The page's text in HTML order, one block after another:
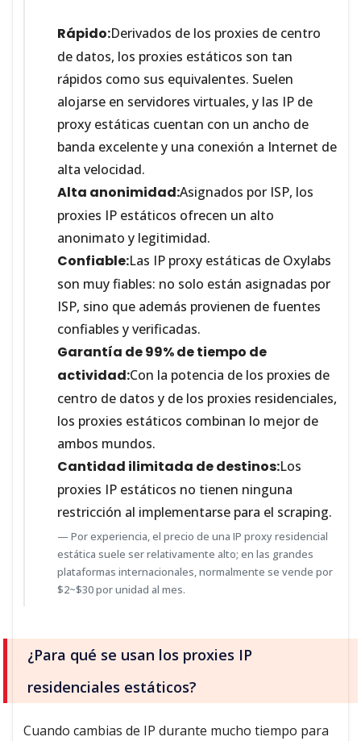
Rápido:Derivados de los proxies de centro
de datos, los proxies estáticos son tan
rápidos como sus equivalentes. Suelen
alojarse en servidores virtuales, y las IP de
proxy estáticas cuentan con un ancho de
banda excelente y una conexión a Internet de
alta velocidad.
Alta anonimidad:Asignados por ISP, los
proxies IP estáticos ofrecen un alto
anonimato y legitimidad.
Confiable:Las IP proxy estáticas de Oxylabs
son muy fiables: no solo están asignadas por
ISP, sino que además provienen de fuentes
confiables y verificadas.
Garantía de 99% de tiempo de
actividad:Con la potencia de los proxies de
centro de datos y de los proxies residenciales,
los proxies estáticos combinan lo mejor de
ambos mundos.
Cantidad ilimitada de destinos:Los
proxies IP estáticos no tienen ninguna
restricción al implementarse para el scraping.
Por experiencia, el precio de una IP proxy residencial
estática suele ser relativamente alto; en las grandes
plataformas internacionales, normalmente se vende por
$2~$30 por unidad al mes.
¿Para qué se usan los proxies IP
residenciales estáticos?
Cuando cambias de IP durante mucho tiempo para